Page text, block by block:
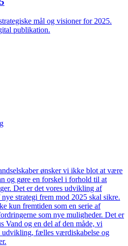
mål og visioner for 2025.
publikation.
ønsker vi ikke blot at være
og gøre en forskel i forhold til at
Det er det vores udvikling af
strategi frem mod 2025 skal sikre.
kun fremtiden som en serie af
som nye muligheder. Det er
Vand og en del af den måde, vi
udvikling, fælles værdiskabelse og